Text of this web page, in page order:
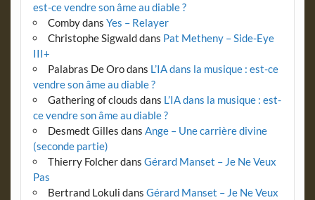
est-ce vendre son âme au diable ?
Combydans Yes – Relayer
Christophe Sigwalddans Pat Metheny – Side-Eye
III+
Palabras De Orodans L’IA dans la musique : est-ce
vendre son âme au diable ?
Gathering of clouds dans L’IA dans la musique : est-
ce vendre son âme au diable ?
Desmedt Gilles dans Ange – Une carrière divine
(seconde partie)
Thierry Folcherdans Gérard Manset – Je Ne Veux
Pas
Bertrand Lokuli dans Gérard Manset – Je Ne Veux